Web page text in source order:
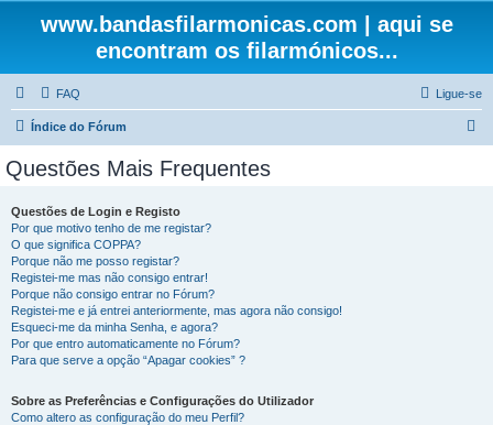
www.bandasfilarmonicas.com | aqui se
encontram os filarmónicos...
FAQ Ligue-se
Índice do Fórum
Questões Mais Frequentes
Questões de Login e Registo
Por que motivo tenho de me registar?
O que significa COPPA?
Porque não me posso registar?
Registei-me mas não consigo entrar!
Porque não consigo entrar no Fórum?
Registei-me e já entrei anteriormente, mas agora não consigo!
Esqueci-me da minha Senha, e agora?
Por que entro automaticamente no Fórum?
Para que serve a opção “Apagar cookies” ?
Sobre as Preferências e Configurações do Utilizador
Como altero as configuração do meu Perfil?